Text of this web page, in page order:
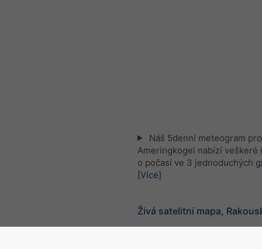
Náš 5denní meteogram pro
Ameringkogel nabízí veškeré
o počasí ve 3 jednoduchých
[Více]
Živá satelitní mapa,